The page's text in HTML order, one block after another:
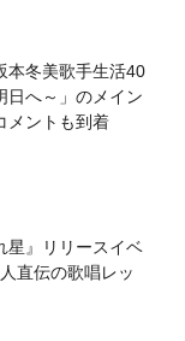
本冬美歌手生活40
日へ～」のメイン
ントも到着
星』リリースイベ
直伝の歌唱レッ